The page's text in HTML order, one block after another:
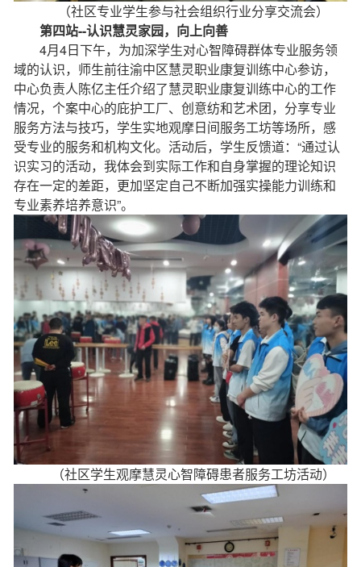
（社区专业学生参与社会组织行业分享交流会）
第四站--认识慧灵家园，向上向善
4月4日下午，为加深学生对心智障碍群体专业服务领
域的认识，师生前往渝中区慧灵职业康复训练中心参访，
中心负责人陈亿主任介绍了慧灵职业康复训练中心的工作
情况，个案中心的庇护工厂、创意纺和艺术团，分享专业
服务方法与技巧，学生实地观摩日间服务工坊等场所，感
受专业的服务和机构文化。活动后，学生反馈道：“通过认
识实习的活动，我体会到实际工作和自身掌握的理论知识
存在一定的差距，更加坚定自己不断加强实操能力训练和
专业素养培养意识”。
（社区学生观摩慧灵心智障碍患者服务工坊活动）